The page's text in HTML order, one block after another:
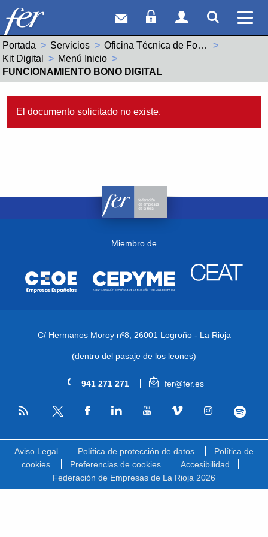
Correo webAcceso Socios
Acceso
Portada Servicios
Oficina Técnica de Fondos Europeos
Kit Digital
Menú Inicio
Actual:
FUNCIONAMIENTO BONO DIGITAL
El documento solicitado no existe.
Miembro de
C/ Hermanos Moroy nº8, 26001 Logroño - La Rioja
(dentro del pasaje de los leones)
941 271 271 fer@fer.es
RSS
Aviso Legal Política de protección de datos
Política de
cookies
Preferencias de cookies
Accesibilidad
Federación de Empresas de La Rioja 2026